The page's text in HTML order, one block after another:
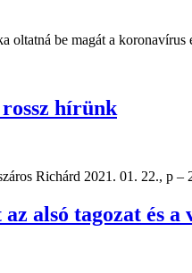
oltatná be magát a
rossz hírünk
Richárd 2021. 01. 22.,
alsó tagozat és a